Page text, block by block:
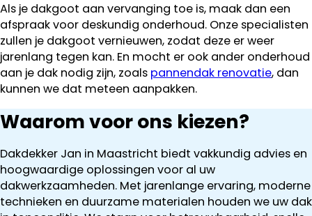
Als je dakgoot aan vervanging toe is, maak dan een
afspraak voor deskundig onderhoud. Onze specialisten
zullen je dakgoot vernieuwen, zodat deze er weer
jarenlang tegen kan. En mocht er ook ander onderhoud
aan je dak nodig zijn, zoals pannendak renovatie, dan
kunnen we dat meteen aanpakken.
Waarom voor ons kiezen?
Dakdekker Jan in Maastricht biedt vakkundig advies en
hoogwaardige oplossingen voor al uw
dakwerkzaamheden. Met jarenlange ervaring, moderne
technieken en duurzame materialen houden we uw dak